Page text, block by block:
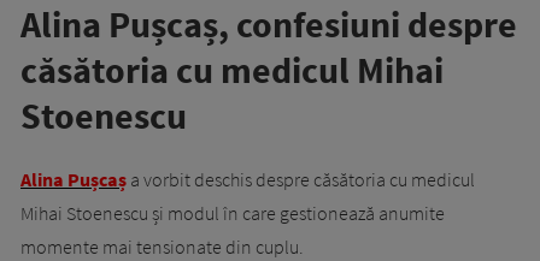
Alina Pușcaș, confesiuni despre
căsătoria cu medicul Mihai
Stoenescu
Alina Pușcaș a vorbit deschis despre căsătoria cu medicul
Mihai Stoenescu și modul în care gestionează anumite
momente mai tensionate din cuplu.